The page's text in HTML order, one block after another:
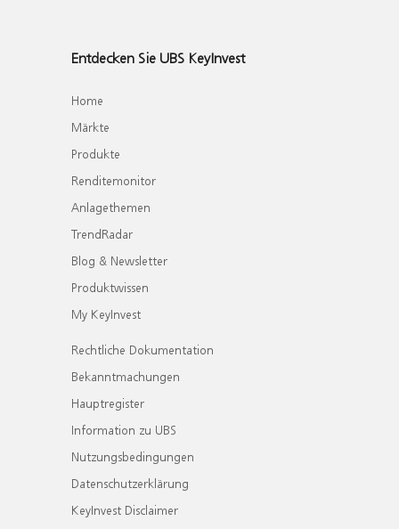
Entdecken Sie UBS KeyInvest
Home
Märkte
Produkte
Renditemonitor
Anlagethemen
TrendRadar
Blog & Newsletter
Produktwissen
My KeyInvest
Rechtliche Dokumentation
Bekanntmachungen
Hauptregister
Information zu UBS
Nutzungsbedingungen
Datenschutzerklärung
KeyInvest Disclaimer